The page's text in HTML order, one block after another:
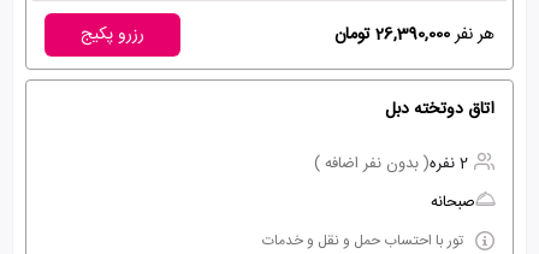
هر نفر26,390,000 تومان رزرو پکیج
اتاق دوتخته دبل
2 نفره
( بدون نفر اضافه )
صبحانه
تور با احتساب حمل و نقل و خدمات